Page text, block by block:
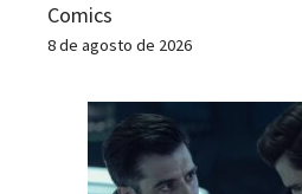
Comics
8 de agosto de 2026